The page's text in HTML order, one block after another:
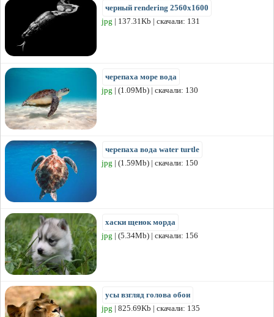
черный rendering 2560x1600
jpg | 137.31Kb | скачали: 131
черепаха море вода
jpg | (1.09Mb) | скачали: 130
черепаха вода water turtle
jpg | (1.59Mb) | скачали: 150
хаски щенок морда
jpg | (5.34Mb) | скачали: 156
усы взгляд голова обои
jpg | 825.69Kb | скачали: 135